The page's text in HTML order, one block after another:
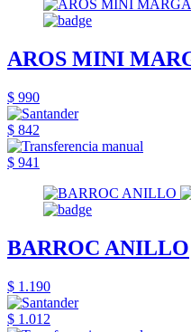
AROS MINI
$ 990
$ 842
$ 941
BARROC ANILLO
$ 1.190
$ 1.012